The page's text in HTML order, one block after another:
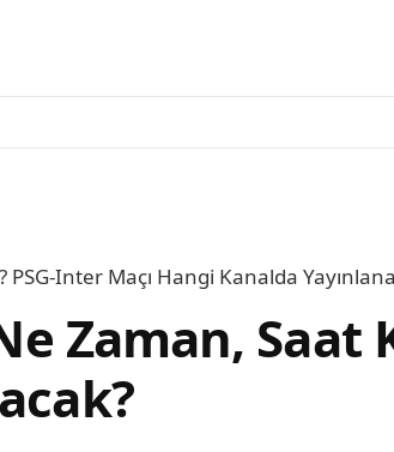
Inter Maçı Hangi Kanalda
Zaman, Saat